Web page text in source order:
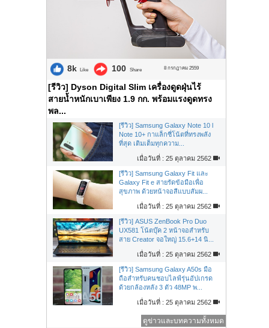
8k Like 100 Share 8 กรกฎาคม 2559
[รีวิว] Dyson Digital Slim เครื่องดูดฝุ่นไร้
สายน้ำหนักเบาเพียง 1.9 กก. พร้อมแรงดูดทรง
พล...
[รีวิว] Samsung Galaxy Note 10 l
Note 10+ กาแล็กซี่โน้ตที่ทรงพลัง
ที่สุด เติมเต็มทุกความ...
เมื่อวันที่ : 25 ตุลาคม 2562
[รีวิว] Samsung Galaxy Fit และ
Galaxy Fit e สายรัดข้อมือเพื่อ
สุขภาพ ด้วยหน้าจอสีแบบสัมผ...
เมื่อวันที่ : 25 ตุลาคม 2562
[รีวิว] ASUS ZenBook Pro Duo
UX581 โน้ตบุ๊ค 2 หน้าจอสำหรับ
สาย Creator จอใหญ่ 15.6+14 นิ...
เมื่อวันที่ : 25 ตุลาคม 2562
[รีวิว] Samsung Galaxy A50s มือ
ถือสำหรับคนชอบไลฟ์รุ่นอัปเกรด
ด้วยกล้องหลัง 3 ตัว 48MP พ...
เมื่อวันที่ : 25 ตุลาคม 2562
ดูข่าวและบทความทั้งหมด